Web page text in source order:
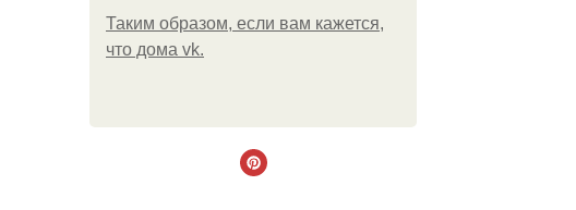
Таким образом, если вам кажется,
что дома vk.